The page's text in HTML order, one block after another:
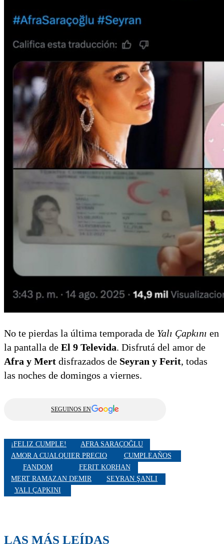
No te pierdas la última temporada de Yalı Çapkını en
la pantalla de El 9 Televida. Disfrutá del amor de
Afra y Mert disfrazados de Seyran y Ferit, todas
las noches de domingos a viernes.
SEGUINOS EN
¡FELIZ CUMPLE!
AFRA SARAÇOĞLU
AMOR A CUALQUIER PRECIO
CUMPLEAÑOS
FANDOM
FERIT KORHAN
MERT RAMAZAN DEMIR
SEYRAN ŞANLI
YALI ÇAPKINI
LAS MÁS LEÍDAS